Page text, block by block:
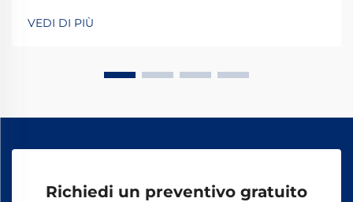
chiave nei sistemi ferroviari di tutto il mondo.
Fondamentalmente, mantengono i binari
capacità di resistere alle sollecitazioni causate dal
VEDI DI PIÙ
Richiedi un preventivo gratuito